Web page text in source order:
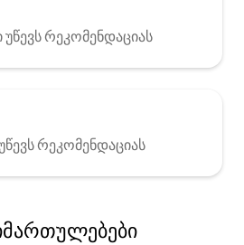
რეკომენდაციას
რეკომენდაციას